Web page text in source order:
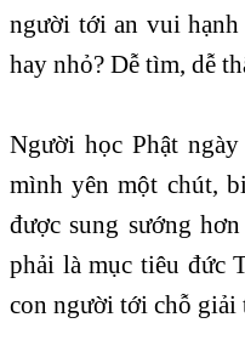
người tới an vui
hay nhỏ? Dễ tìm, dễ
Người học Phật
mình yên một chút,
được sung sướng
phải là mục tiêu đức
con người tới chỗ giải